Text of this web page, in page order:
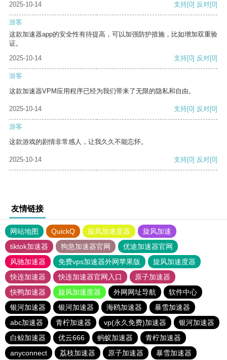
2025-10-14
支持[0] 反对[0]
游客
这款加速器app的安全性有待提高，可以加强防护措施，比如增加双重验
证。
2025-10-14
支持[0] 反对[0]
游客
这款加速器VPM应用程序已经为我们带来了无限的隐私和自由。
2025-10-14 支持[0] 反对[0]
游客
这款游戏的剧情非常感人，让我久久不能忘怀。
2025-10-14 支持[0] 反对[0]
友情链接
网站地图 QuickQ 旋风加速度器
旋风加速
tiktok加速器
狗急加速器官网
优途加速器官网
风驰加速器
免费vps加速器外网苹果版
旋风加速度器
快连加速器
快连加速器官网入口
原子加速器
快鸭加速器
旋风加速度器 外网网址导航
软件中心
银河加速器
银河加速器 海鸥加速器
暴雪加速器
abc加速器
青柠加速器 vp(永久免费)加速器
银河加速器
白鲸加速器
优云666 蚂蚁加速器
青柠加速器
anyconnect
荔枝加速器 原子加速器 暴雪加速器